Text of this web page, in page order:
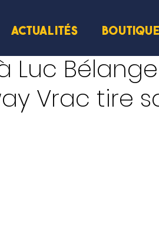
ACTUALITÉS BOUTIQUE
Luc
Vrac tire